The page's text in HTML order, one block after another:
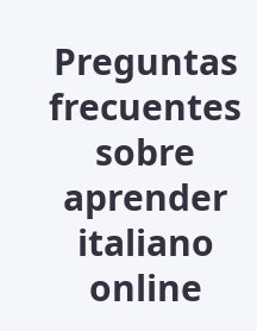
Preguntas
frecuentes
sobre
aprender
italiano
online